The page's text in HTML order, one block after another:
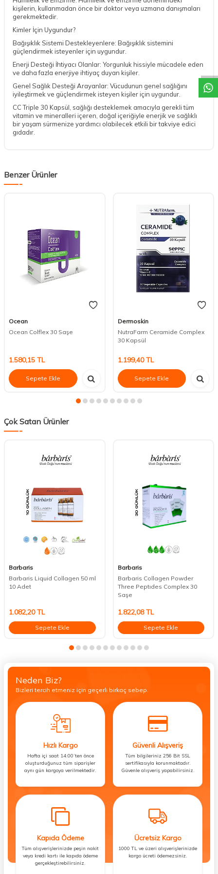
kişilerin, kullanmadan önce bir doktor veya uzmana danışmaları
gerekmektedir.
Kimler İçin Uygundur?
Bağışıklık Sistemi Destekleyenlere: Bağışıklık sistemini
güçlendirmek isteyenler için uygundur.
Enerji Desteği İhtiyacı Olanlar: Yorgunluk hissiyle mücadele eden
ve daha fazla enerjiye ihtiyaç duyan kişiler.
Genel Sağlık Desteği Arayanlar: Vücudunun genel sağlığını
iyileştirmek ve güçlendirmek isteyen kişiler için uygundur.
CC Triple 30 Kapsül, sağlığı desteklemek amacıyla gerekli tüm
vitamin ve mineralleri içeren, doğal içeriğiyle enerjik ve sağlıklı
bir yaşam sürmenize yardımcı olabilecek etkili bir takviye edici
gıdadır.
Benzer Ürünler
Ocean
Ocean Colflex 30 Saşe
1.580,15 TL
Sepete Ekle
Dermoskin
NutraFarm Ceramide Complex
30 Kapsül
1.199,40TL
Sepete Ekle
Çok Satan Ürünler
Barbaris
Barbaris Liquid Collagen 50 ml
10 Adet
1.082,20TL
Sepete Ekle
Barbaris
Barbaris Collagen Powder
Three Peptıdes Complex 30
Saşe
1.822,08TL
Sepete Ekle
Neden Biz?
Bizleri tercih etmeniz için geçerli birkaç sebep.
Hızlı Kargo
Hafta içi saat 14:00’ten önce
oluşturduğunuz tüm siparişler
aynı gün kargoya verilmektedir.
Güvenli Alışveriş
Tüm bilgileriniz 256 Bit SSL
sertifikasıyla korunmaktadır.
Güvenle alışveriş yapabilirsiniz.
Kapıda Ödeme
Tüm alışverişlerinizde peşin nakit
veya kredi kartı ile kapıda ödeme
gerçekleştirebilirsiniz.
Ücretsiz Kargo
1000 TL ve üzeri alışverişlerinizde
kargo ücreti ödemezsiniz.